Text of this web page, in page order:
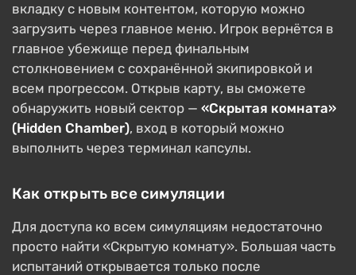
вкладку с новым контентом, которую можно
загрузить через главное меню. Игрок вернётся в
главное убежище перед финальным
столкновением с сохранённой экипировкой и
всем прогрессом. Открыв карту, вы сможете
обнаружить новый сектор — «Скрытая комната»
(Hidden Chamber), вход в который можно
выполнить через терминал капсулы.
Как открыть все симуляции
Для доступа ко всем симуляциям недостаточно
просто найти «Скрытую комнату». Большая часть
испытаний открывается только после